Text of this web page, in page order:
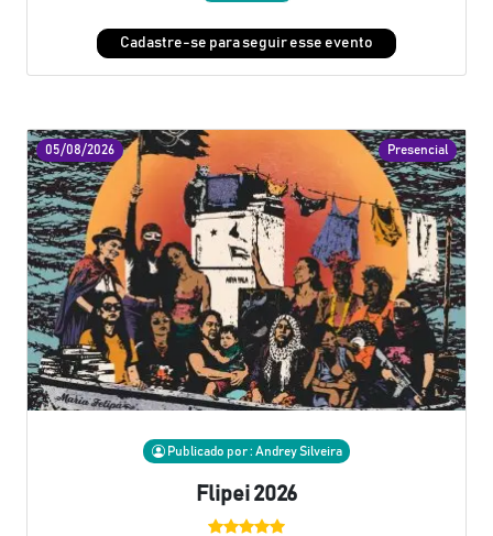
Cadastre-se para seguir esse evento
Presencial
05/08/2026
Publicado por : Andrey Silveira
Flipei 2026